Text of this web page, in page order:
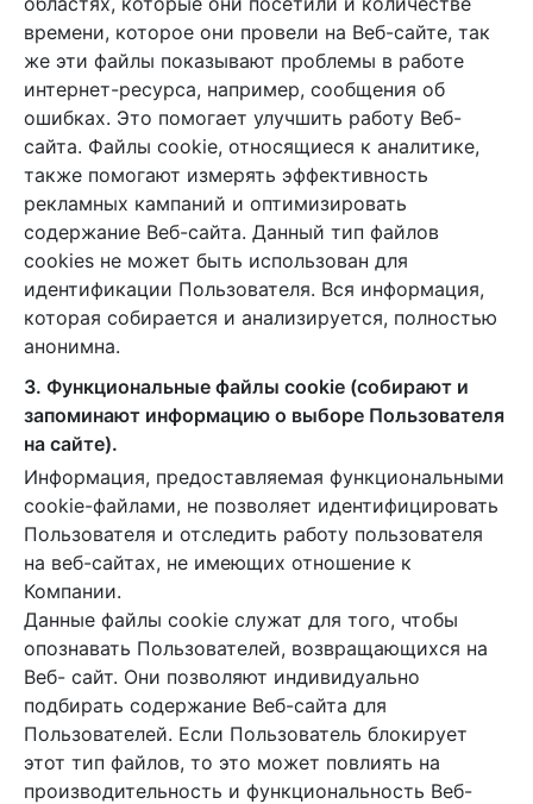
времени, которое они провели на Веб-сайте, так
же эти файлы показывают проблемы в работе
интернет-ресурса, например, сообщения об
ошибках. Это помогает улучшить работу Веб-
сайта. Файлы cookie, относящиеся к аналитике,
также помогают измерять эффективность
рекламных кампаний и оптимизировать
содержание Веб-сайта. Данный тип файлов
cookies не может быть использован для
идентификации Пользователя. Вся информация,
которая собирается и анализируется, полностью
анонимна.
3. Функциональные файлы cookie (собирают и
запоминают информацию о выборе Пользователя
на сайте).
Информация, предоставляемая функциональными
cookie-файлами, не позволяет идентифицировать
Пользователя и отследить работу пользователя
на веб-сайтах, не имеющих отношение к
Компании.
Данные файлы cookie служат для того, чтобы
опознавать Пользователей, возвращающихся на
Веб- сайт. Они позволяют индивидуально
подбирать содержание Веб-сайта для
Пользователей. Если Пользователь блокирует
этот тип файлов, то это может повлиять на
производительность и функциональность Веб-